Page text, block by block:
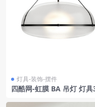
灯具-装饰-摆件
四酷网-虹膜 BA 吊灯 灯具